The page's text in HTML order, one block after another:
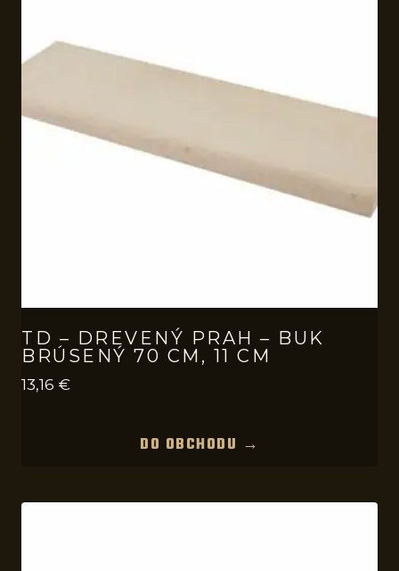
TD – DREVENÝ PRAH – BUK
BRÚSENÝ 70 CM, 11 CM
13,16 €
DO OBCHODU →